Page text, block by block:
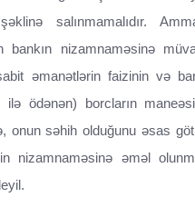
salınmamalıdır.
bankın nizamnaməsinə
əmanətlərin faizinin və
ilə ödənən) borcların
onun səhih olduğunu əsas
nizamnaməsinə əməl